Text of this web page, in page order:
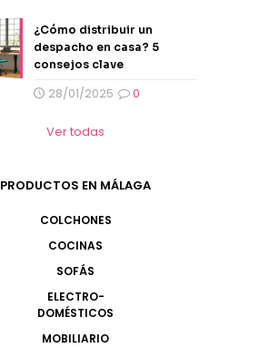
¿Cómo distribuir un
despacho en casa? 5
consejos clave
28/01/2025 0
Ver todas
PRODUCTOS EN MÁLAGA
COLCHONES
COCINAS
SOFÁS
ELECTRO-
DOMÉSTICOS
MOBILIARIO